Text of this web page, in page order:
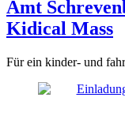
Amt
Kidical Mass
Für ein kinder- und